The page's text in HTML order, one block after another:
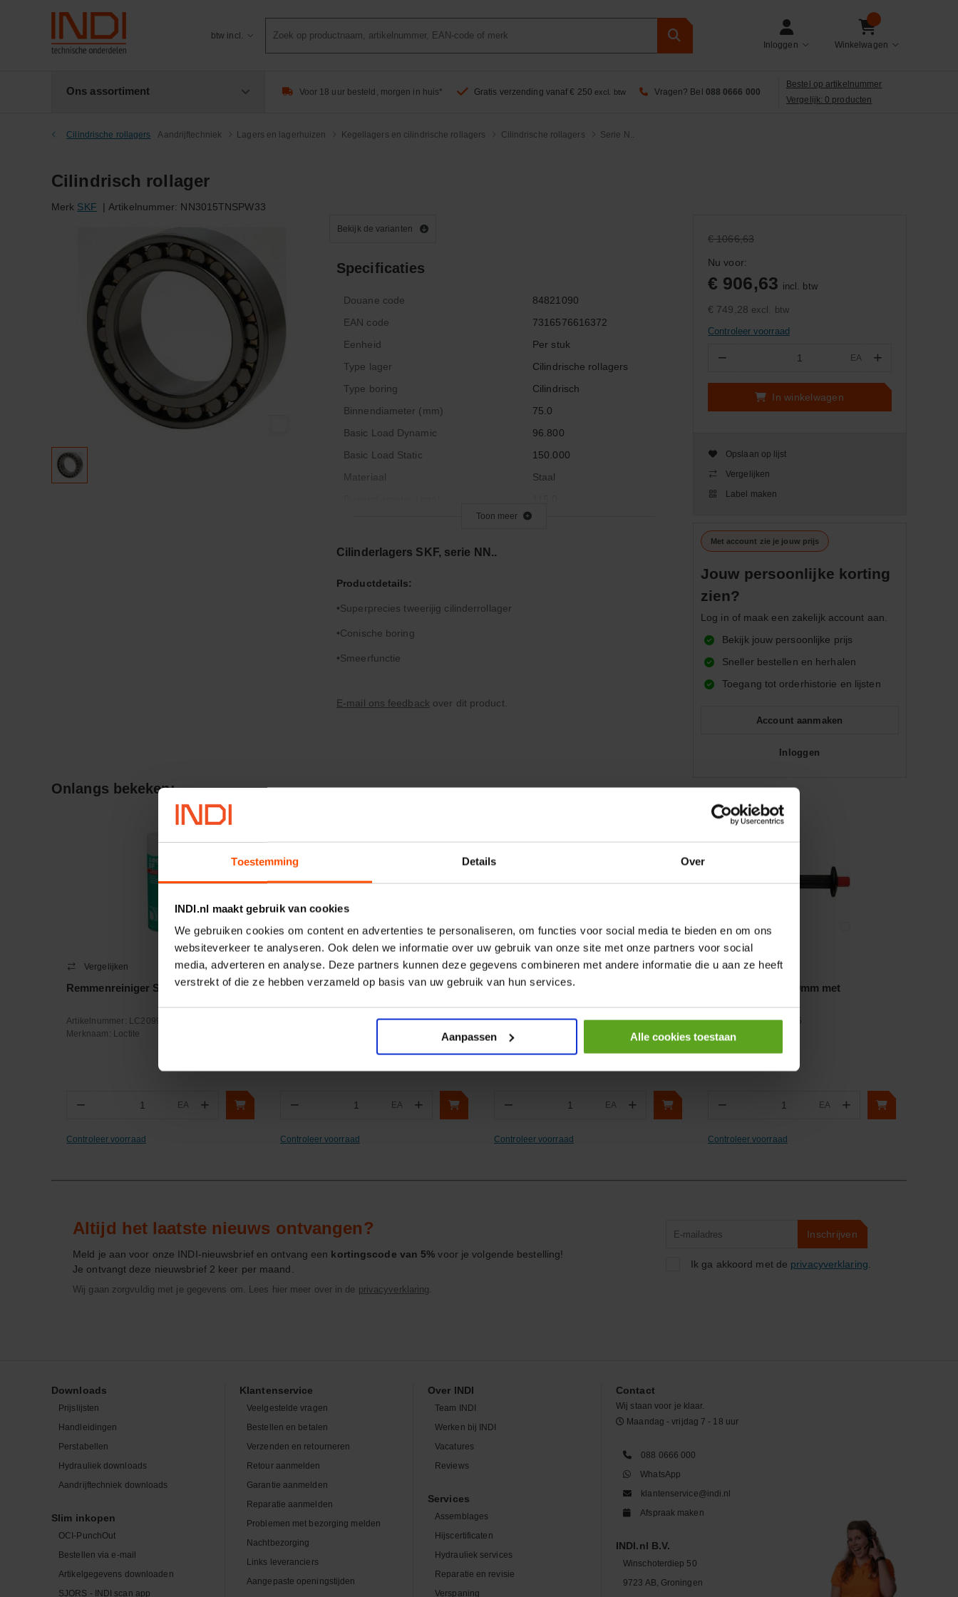
Toestemming Details Over
INDI.nl maakt gebruik van cookies
We gebruiken cookies om content en advertenties te personaliseren, om functies voor social media te bieden en om ons
websiteverkeer te analyseren. Ook delen we informatie over uw gebruik van onze site met onze partners voor social
media, adverteren en analyse. Deze partners kunnen deze gegevens combineren met andere informatie die u aan ze heeft
verstrekt of die ze hebben verzameld op basis van uw gebruik van hun services.
Aanpassen Alle cookies toestaan
btw incl.
zoeken
Inloggen Winkelwagen
Ons assortiment Voor 18 uur besteld, morgen in huis* Gratis verzending vanaf € 250 excl. btw Vragen? Bel 088 0666 000
Bestel op artikelnummer
Vergelijk: 0 producten
Cilindrische rollagers Aandrijftechniek Lagers en lagerhuizen Kegellagers en cilindrische rollagers Cilindrische rollagers Serie N..
Cilindrisch rollager
Merk SKF | Artikelnummer: NN3015TNSPW33
Bekijk de varianten
Specificaties
Douane code
84821090
EAN code
7316576616372
Eenheid
Per stuk
Type lager
Cilindrische rollagers
Type boring
Cilindrisch
Binnendiameter (mm)
75.0
Basic Load Dynamic
96.800
Basic Load Static
150.000
Materiaal
Staal
Dichting
Gewicht
Breedte (mm)
Toon meer
Cilinderlagers SKF, serie NN..
Productdetails:
Superprecies tweerijig cilinderrollager
Conische boring
Smeerfunctie
E-mail ons feedback over dit product.
€ 1066,63
Nu voor:
€ 906,63 incl. btw
€ 749,28 excl. btw
Controleer voorraad
− EA +
In winkelwagen
Opslaan op lijst
Vergelijken
Label maken
Met account zie je jouw prijs
Jouw persoonlijke korting
zien?
Log in of maak een zakelijk account aan.
Bekijk jouw persoonlijke prijs
Sneller bestellen en herhalen
Toegang tot orderhistorie en lijsten
Account aanmaken
Inloggen
Onlangs bekeken:
Vergelijken
Remmenreiniger SF7235 600ml
Artikelnummer: LC2099338
Merknaam: Loctite
− EA +
Controleer voorraad
Vergelijken
T-stuk S16 tyleen 32mm x 1/2"
654425SL
− EA +
Controleer voorraad
Vergelijken
Kunstharslak Manitou rood
Artikelnummer:362008KR
Merknaam:
− EA +
Controleer voorraad
Vergelijken
Koudbeitel 27x250mm met
Artikelnummer:263P25
Merknaam:
− EA +
Controleer voorraad
Altijd het laatste nieuws ontvangen?
Meld je aan voor onze INDI-nieuwsbrief en ontvang een kortingscode van 5% voor je volgende bestelling!
Je ontvangt deze nieuwsbrief 2 keer per maand.
Wij gaan zorgvuldig met je gegevens om. Lees hier meer over in de privacyverklaring.
Inschrijven
Ik ga akkoord met de privacyverklaring
Downloads
Prijslijsten
Handleidingen
Perstabellen
Hydrauliek downloads
Aandrijftechniek downloads
Slim inkopen
OCI-PunchOut
Bestellen via e-mail
Artikelgegevens downloaden
SJORS - INDI scan app
Klantenservice
Veelgestelde vragen
Bestellen en betalen
Verzenden en retourneren
Retour aanmelden
Garantie aanmelden
Reparatie aanmelden
Problemen met bezorging melden
Nachtbezorging
Links leveranciers
Aangepaste openingstijden
Over INDI
Team INDI
Werken bij INDI
Vacatures
Reviews
Services
Assemblages
Hijscertificaten
Hydrauliek services
Reparatie en revisie
Verspaning
Contact
Wij staan voor je klaar.
Maandag - vrijdag 7 - 18 uur
088 0666 000
WhatsApp
klantenservice@indi.nl
Afspraak maken
INDI.nl B.V.
Winschoterdiep 50
9723 AB, Groningen